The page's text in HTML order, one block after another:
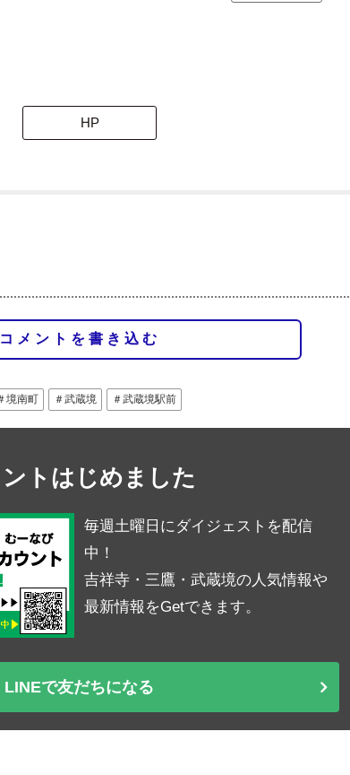
HP
コメントを書き込む
境南町 ＃武蔵境 ＃武蔵境駅前
トはじめました
毎週土曜日にダイジェストを配信
中！
吉祥寺・三鷹・武蔵境の人気情報や
最新情報をGetできます。
LINEで友だちになる